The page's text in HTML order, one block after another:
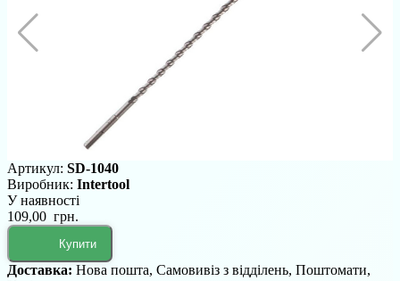
Артикул: SD-1040
Виробник: Intertool
У наявності
109,00 грн.
Купити
Доставка: Нова пошта, Самовивіз з відділень, Поштомати,